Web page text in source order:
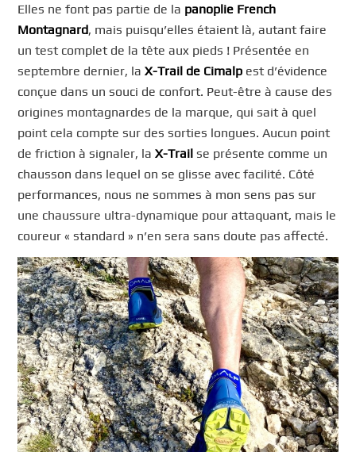
Elles ne font pas partie de la panoplie French
Montagnard, mais puisqu’elles étaient là, autant faire
un test complet de la tête aux pieds ! Présentée en
septembre dernier, laX-Trail de Cimalp est d’évidence
conçue dans un souci de confort. Peut-être à cause des
origines montagnardes de la marque, qui sait à quel
point cela compte sur des sorties longues. Aucun point
de friction à signaler, laX-Trail se présente comme un
chausson dans lequel on se glisse avec facilité. Côté
performances, nous ne sommes à mon sens pas sur
une chaussure ultra-dynamique pour attaquant, mais le
coureur « standard » n’en sera sans doute pas affecté.